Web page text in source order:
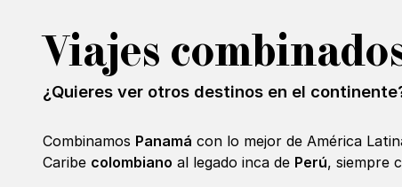
Viajes
¿Quieres ver otros destinos en el
Combinamos Panamá con lo mejor de América
Caribe colombiano al legado inca de Perú, siempre